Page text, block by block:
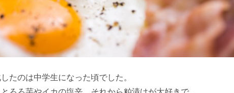
たのは中学生になった頃でした。